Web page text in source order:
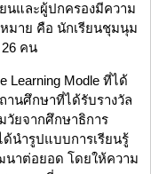
นและผู้ปกครองมีความ
มาย คือ นักเรียนชุมนุม
คน
Learning Modle ที่ได้
านศึกษาที่ได้รับรางวัล
ยจากศึกษาธิการ
ด้นำรูปแบบการเรียนรู้
นาต่อยอด โดยให้ความ